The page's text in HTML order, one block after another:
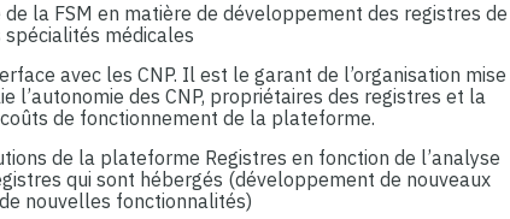
la FSM en matière de développement des registres de
médicales
avec les CNP. Il est le garant de l’organisation mise
l’autonomie des CNP, propriétaires des registres et la
de fonctionnement de la plateforme.
de la plateforme Registres en fonction de l’analyse
qui sont hébergés (développement de nouveaux
nouvelles fonctionnalités)